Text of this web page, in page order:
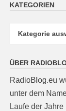
KATEGORIEN
ÜBER
RadioBlog.eu
unter dem
Laufe der